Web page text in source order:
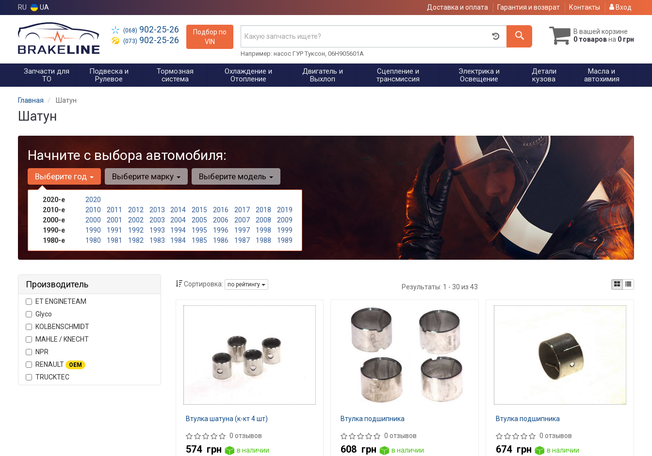
RU UA Доставка и оплата Гарантия и возврат Контакты Вход
(068) 902-25-26
(073) 902-25-26
Подбор по
VIN
В вашей корзине
0 товаровна 0 грн
Например: насос ГУР Туксон, 06H905601A
Запчасти для
ТО
Подвеска и
Рулевое
Тормозная
система
Охлаждение и
Отопление
Двигатель и
Выхлоп
Сцепление и
трансмиссия
Электрика и
Освещение
Детали
кузова
Масла и
автохимия
Главная Шатун
Шатун
Начните с выбора автомобиля:
Выберите год
2020-е
2020
2010-е
2010 2011 2012 2013 2014 2015 2016 2017 2018
2019
2000-е
2000 2001 2002 2003 2004 2005 2006 2007 2008
2009
1990-е
1990 1991 1992 1993 1994 1995 1996 1997 1998
1999
1980-е
1980 1981 1982 1983 1984 1985 1986 1987 1988 1989
Выберите марку Выберите модель
Производитель
ET ENGINETEAM
Glyco
KOLBENSCHMIDT
MAHLE / KNECHT
NPR
RENAULT
OEM
TRUCKTEC
Сортировка: по рейтингу Результаты: 1 - 30 из 43
Втулка шатуна (к-кт 4 шт)
0 отзывов
574 грн
в наличии
Втулка подшипника
0 отзывов
608 грн
в наличии
Втулка подшипника
0 отзывов
674 грн
в наличии